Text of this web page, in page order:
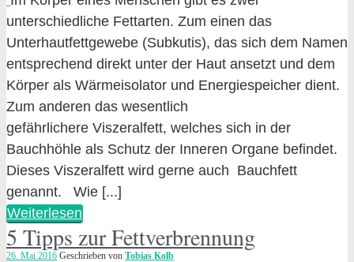
unterschiedliche Fettarten. Zum einen das
Unterhautfettgewebe (Subkutis), das sich dem Namen
entsprechend direkt unter der Haut ansetzt und dem
Körper als Wärmeisolator und Energiespeicher dient.
Zum anderen das wesentlich
gefährlichere Viszeralfett, welches sich in der
Bauchhöhle als Schutz der Inneren Organe befindet.
Dieses Viszeralfett wird gerne auch Bauchfett
genannt. Wie [...]
Weiterlesen
5 Tipps zur Fettverbrennung
26. Mai 2016 Geschrieben von Tobias Kolb